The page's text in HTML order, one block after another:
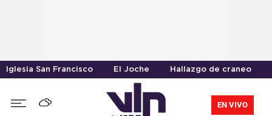
Iglesia San Francisco El Joche Hallazgo de craneo
EN VIVO